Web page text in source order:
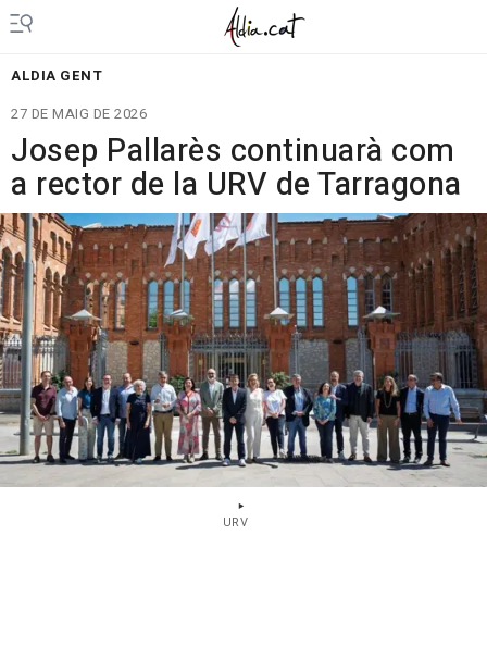
ALDIA GENT
27 DE MAIG DE 2026
Josep Pallarès continuarà com
a rector de la URV de Tarragona
URV